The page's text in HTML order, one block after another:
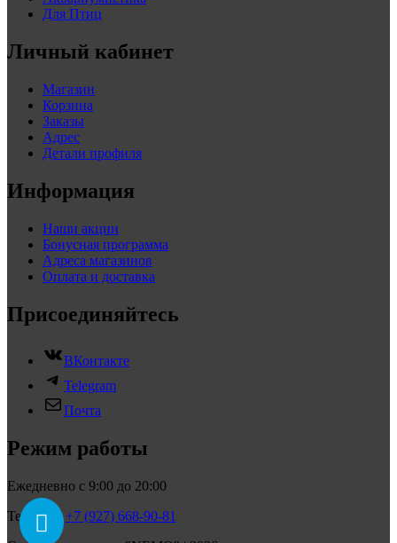
Для Птиц
Личный кабинет
Магазин
Корзина
Заказы
Адрес
Детали профиля
Информация
Наши акции
Бонусная программа
Адреса магазинов
Оплата и доставка
Присоединяйтесь
ВКонтакте
Telegram
Почта
Режим работы
Ежедневно с 9:00 до 20:00
Телефон:+7 (927) 668-90-81